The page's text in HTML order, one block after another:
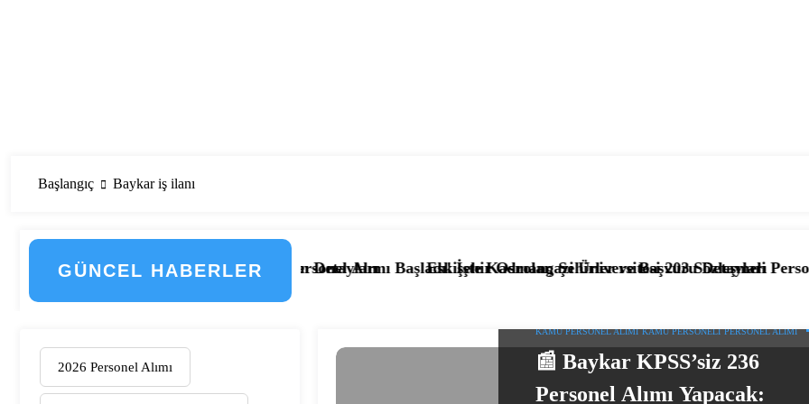
Başlangıç Baykar iş ilanı
GÜNCEL HABERLER
İşte Düzenlemenin Detayları
Kamu Hastanesi Personel Alımı Başladı! İşte Kadrolar, Şehirler ve Başvuru Detayları
Eskişehir Osmangazi Üniversitesi 203 Sözleşmeli Personel Alımı
📰 KPSS’li ve
2026 Personel Alımı
KAMU PERSONEL ALIMI KAMU PERSONELI PERSONEL ALIMI
📰 Baykar KPSS’siz 236
Personel Alımı Yapacak: